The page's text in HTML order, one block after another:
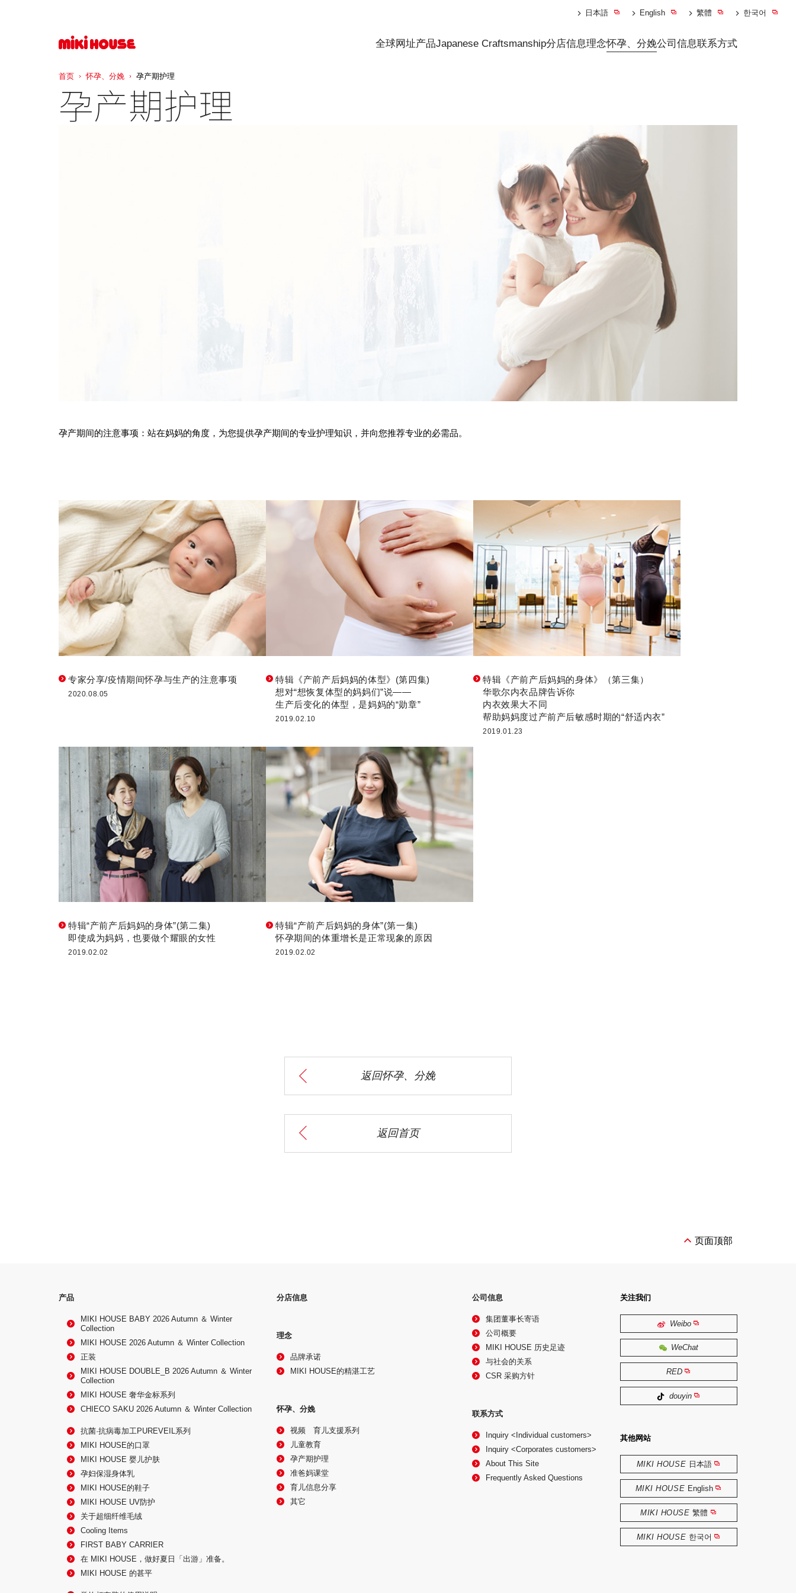
全球网址产品Japanese Craftsmanship分店信息理念怀孕、分娩公司信息联系方式
日本語 English 繁體 한국어
孕产期护理
孕产期间的注意事项：站在妈妈的角度，为您提供孕产期间的专业护理知识，并向您推荐专业的必需品。
专家分享/疫情期间怀孕与生产的注意事项
2020.08.05
特辑《产前产后妈妈的体型》(第四集)
想对“想恢复体型的妈妈们”说——
生产后变化的体型，是妈妈的“勋章”
2019.02.10
特辑《产前产后妈妈的身体》（第三集）
华歌尔内衣品牌告诉你
内衣效果大不同
帮助妈妈度过产前产后敏感时期的“舒适内衣”
2019.01.23
特辑“产前产后妈妈的身体”(第二集)
即使成为妈妈，也要做个耀眼的女性
2019.02.02
特辑“产前产后妈妈的身体”(第一集)
怀孕期间的体重增长是正常现象的原因
2019.02.02
返回怀孕、分娩
返回首页
页面顶部
首页 怀孕、分娩 孕产期护理
产品
MIKI HOUSE BABY 2026 Autumn ＆ Winter
Collection
MIKI HOUSE 2026 Autumn ＆ Winter Collection
正装
MIKI HOUSE DOUBLE_B 2026 Autumn ＆ Winter
Collection
MIKI HOUSE 奢华金标系列
CHIECO SAKU 2026 Autumn ＆ Winter Collection
抗菌·抗病毒加工PUREVEIL系列
MIKI HOUSE的口罩
MIKI HOUSE 婴儿护肤
孕妇保湿身体乳
MIKI HOUSE的鞋子
MIKI HOUSE UV防护
关于超细纤维毛绒
Cooling Items
FIRST BABY CARRIER
在 MIKI HOUSE，做好夏日「出游」准备。
MIKI HOUSE 的甚平
分店信息
理念
品牌承诺
MIKI HOUSE的精湛工艺
怀孕、分娩
视频 育儿支援系列
儿童教育
孕产期护理
准爸妈课堂
育儿信息分享
其它
公司信息
集团董事长寄语
公司概要
MIKI HOUSE 历史足迹
与社会的关系
CSR 采购方针
联系方式
Inquiry <Individual customers>
Inquiry <Corporates customers>
About This Site
Frequently Asked Questions
关注我们
Weibo
WeChat
RED
douyin
其他网站
MIKI HOUSE 日本語
MIKI HOUSE English
MIKI HOUSE繁體
MIKI HOUSE 한국어